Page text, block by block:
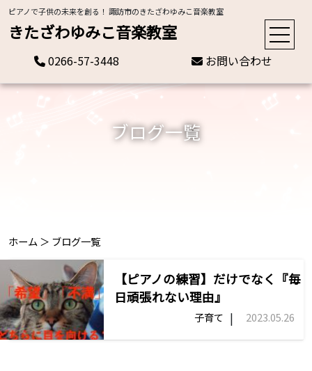
ピアノで子供の未来を創る！ 諏訪市のきたざわゆみこ音楽教室
きたざわゆみこ音楽教室
0266-57-3448 お問い合わせ
ブログ一覧
ホーム ＞ ブログ一覧
【ピアノの練習】だけでなく『毎
日頑張れない理由』
子育て | 2023.05.26